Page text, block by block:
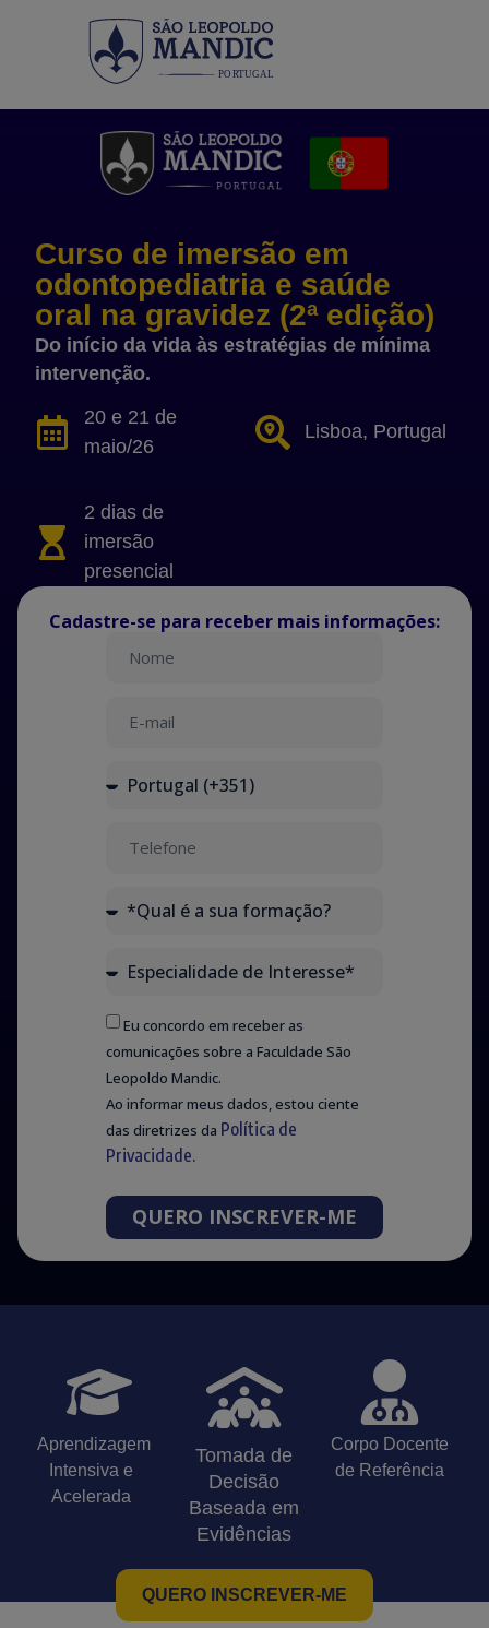
PORTUGAL
Curso de imersão em
odontopediatria e saúde
oral na gravidez ​(2ª edição)
Do início da vida às estratégias de mínima
intervenção.
20 e 21 de
maio/26
2 dias de
imersão
presencial
Lisboa, Portugal
Cadastre-se para receber mais informações:
Eu concordo em receber as
comunicações sobre a Faculdade São
Leopoldo Mandic.
Ao informar meus dados, estou ciente
das diretrizes da Política de
Privacidade.
QUERO INSCREVER-ME
Aprendizagem
Intensiva e
Acelerada
Tomada de
Decisão
Baseada em
Evidências
Corpo Docente
de Referência
QUERO INSCREVER-ME